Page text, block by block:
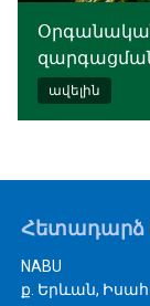
ավելին
NABU
ք. Երևան,